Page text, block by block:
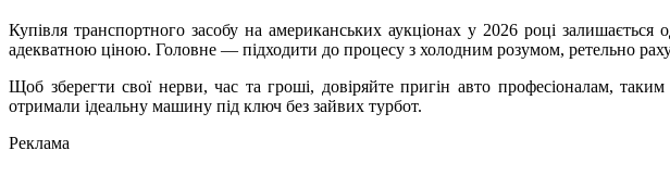
Купівля транспортного засобу на американських аукціонах у 2026 році
адекватною ціною. Головне — підходити до процесу з холодним розумом, ретельно
Щоб зберегти свої нерви, час та гроші, довіряйте пригін авто професіоналам,
отримали ідеальну машину під ключ без зайвих турбот.
Реклама